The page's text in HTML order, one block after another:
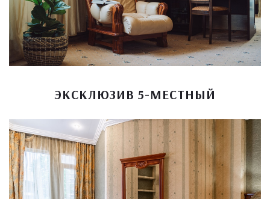
ЭКСКЛЮЗИВ 5-МЕСТНЫЙ